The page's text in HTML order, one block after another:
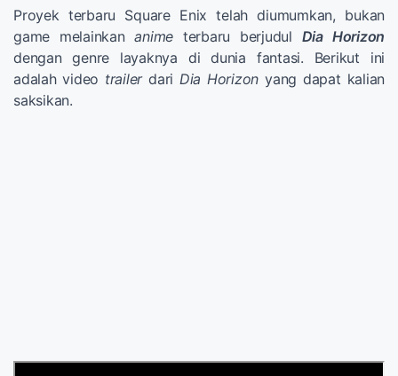
Proyek terbaru Square Enix telah diumumkan, bukan
game melainkananime terbaru berjudul Dia Horizon
dengan genre layaknya di dunia fantasi. Berikut ini
adalah video trailerdari Dia Horizonyang dapat kalian
saksikan.